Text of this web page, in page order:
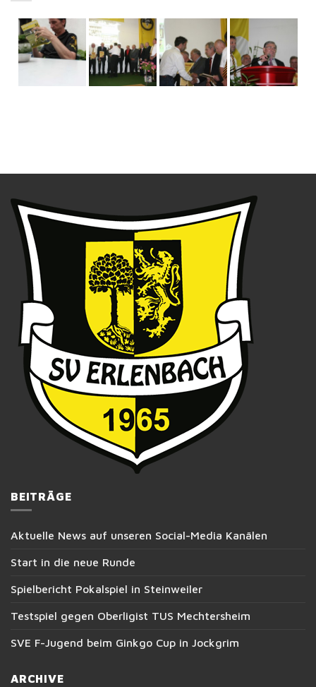
BEITRÄGE
Aktuelle News auf unseren Social-Media Kanälen
Start in die neue Runde
Spielbericht Pokalspiel in Steinweiler
Testspiel gegen Oberligist TUS Mechtersheim
SVE F-Jugend beim Ginkgo Cup in Jockgrim
ARCHIVE